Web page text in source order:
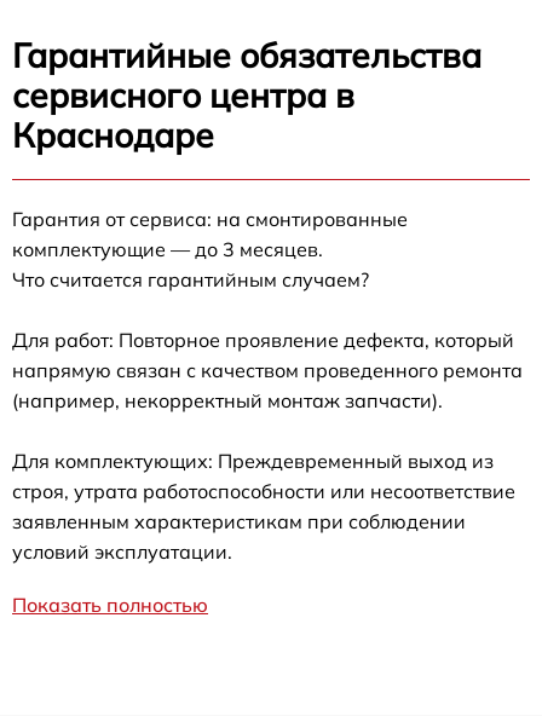
Гарантийные обязательства
сервисного центра в
Краснодаре
Гарантия от сервиса: на смонтированные
комплектующие — до 3 месяцев.
Что считается гарантийным случаем?
Для работ: Повторное проявление дефекта, который
напрямую связан с качеством проведенного ремонта
(например, некорректный монтаж запчасти).
Для комплектующих: Преждевременный выход из
строя, утрата работоспособности или несоответствие
заявленным характеристикам при соблюдении
условий эксплуатации.
Показать полностью